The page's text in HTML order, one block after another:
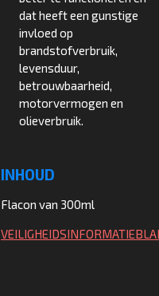
dat heeft een gunstige
invloed op
brandstofverbruik,
levensduur,
betrouwbaarheid,
motorvermogen en
olieverbruik.
INHOUD
Flacon van 300ml